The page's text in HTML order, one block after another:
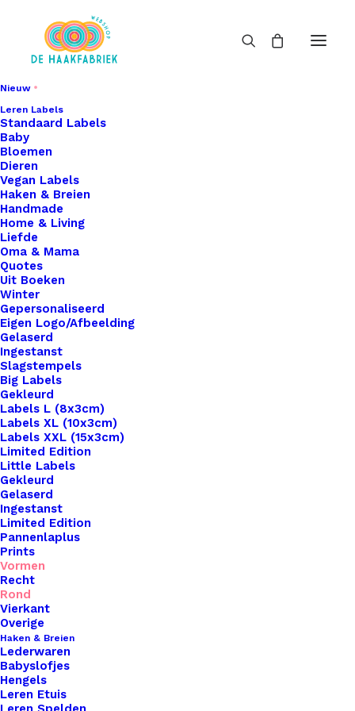
Nieuw
Leren Labels
Standaard Labels
Baby
Bloemen
Dieren
Vegan Labels
Haken & Breien
Handmade
Home & Living
Liefde
Oma & Mama
Quotes
Uit Boeken
Winter
Gepersonaliseerd
Eigen Logo/Afbeelding
Gelaserd
Ingestanst
Slagstempels
Big Labels
Gekleurd
Labels L (8x3cm)
Labels XL (10x3cm)
Labels XXL (15x3cm)
Limited Edition
Little Labels
Gekleurd
Gelaserd
Ingestanst
Limited Edition
Pannenlaplus
Prints
Vormen
Recht
Rond
Vierkant
Overige
Haken & Breien
Lederwaren
Babyslofjes
Hengels
Leren Etuis
Home
Ronde Leren Label
3,5cm Stier
€2,50